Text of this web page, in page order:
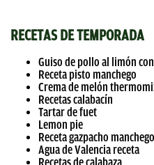
RECETAS DE TEMPORADA
Guiso de pollo al limón
Receta pisto manchego
Crema de melón
Recetas calabacín
Tartar de fuet
Lemon pie
Receta gazpacho manchego
Agua de Valencia receta
Recetas de calabaza